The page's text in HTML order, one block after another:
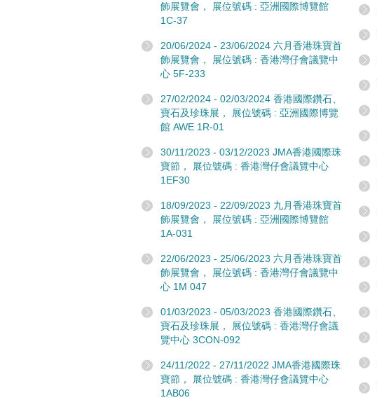
飾展覽會， 展位號碼 : 亞洲國際博覽館
1C-37
20/06/2024 - 23/06/2024 六月香港珠寶首
飾展覽會， 展位號碼 : 香港灣仔會議覽中
心 5F-233
27/02/2024 - 02/03/2024 香港國際鑽石、
寶石及珍珠展， 展位號碼 : 亞洲國際博覽
館 AWE 1R-01
30/11/2023 - 03/12/2023 JMA香港國際珠
寶節， 展位號碼 : 香港灣仔會議覽中心
1EF30
18/09/2023 - 22/09/2023 九月香港珠寶首
飾展覽會， 展位號碼 : 亞洲國際博覽館
1A-031
22/06/2023 - 25/06/2023 六月香港珠寶首
飾展覽會， 展位號碼 : 香港灣仔會議覽中
心 1M 047
01/03/2023 - 05/03/2023 香港國際鑽石、
寶石及珍珠展， 展位號碼 : 香港灣仔會議
覽中心 3CON-092
24/11/2022 - 27/11/2022 JMA香港國際珠
寶節， 展位號碼 : 香港灣仔會議覽中心
1AB06